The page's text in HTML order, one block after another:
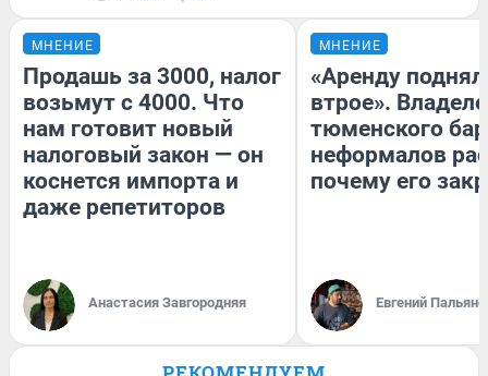
МНЕНИЕ
Продашь за 3000, налог
возьмут с 4000. Что
нам готовит новый
налоговый закон — он
коснется импорта и
даже репетиторов
Анастасия Завгородняя
МНЕНИЕ
«Аренду
втрое».
тюменского
неформалов
почему его
Евгений